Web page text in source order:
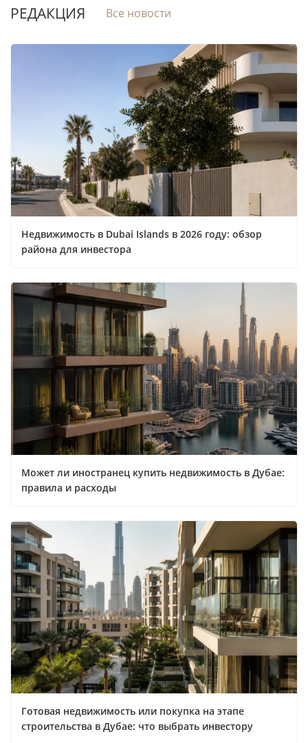
РЕДАКЦИЯ Все новости
Недвижимость в Dubai Islands в 2026 году: обзор
района для инвестора
Может ли иностранец купить недвижимость в Дубае:
правила и расходы
Готовая недвижимость или покупка на этапе
строительства в Дубае: что выбрать инвестору